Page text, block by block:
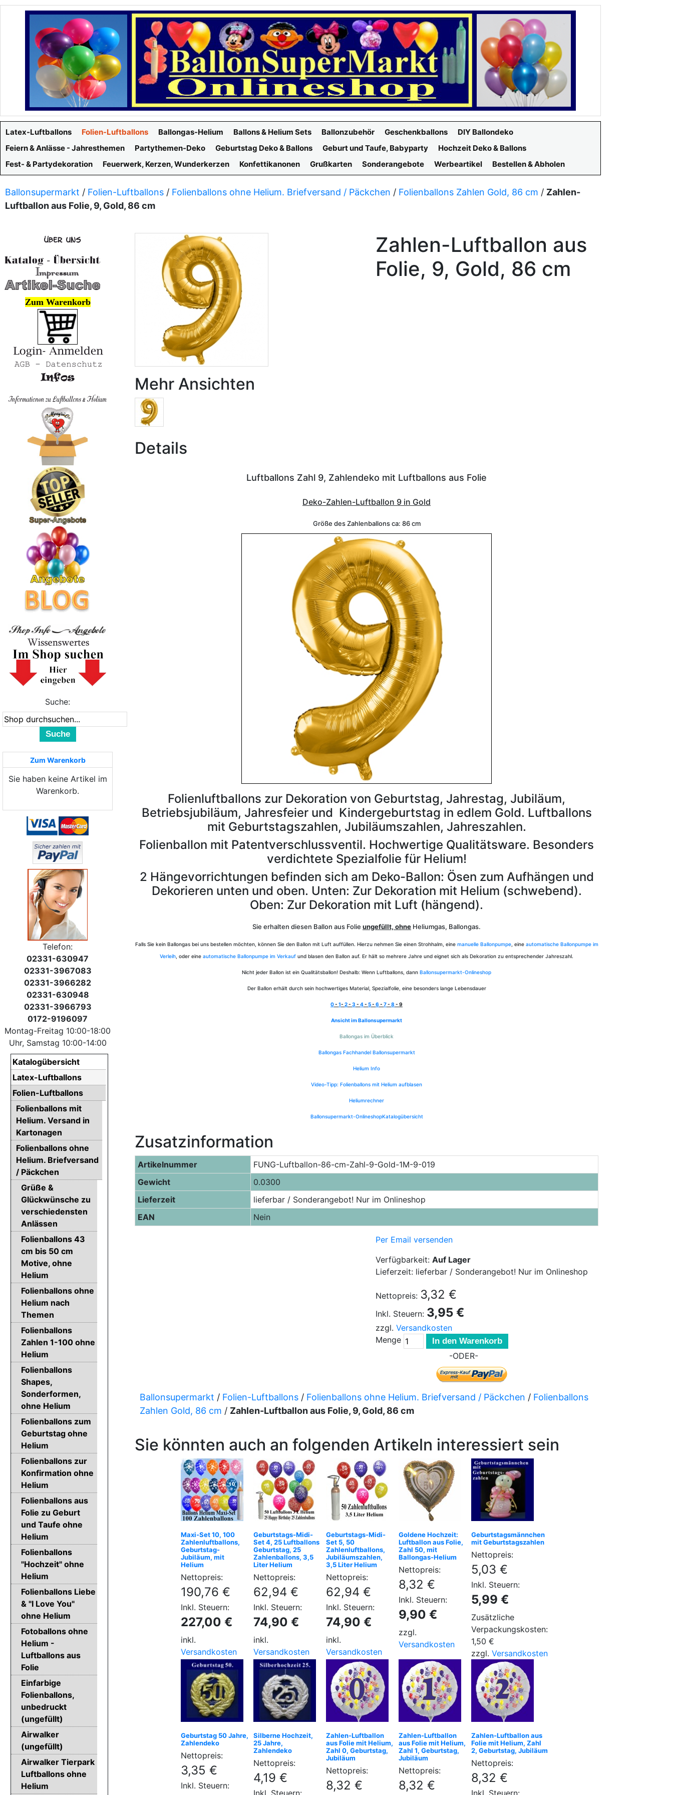
Latex-Luftballons Folien-Luftballons Ballongas-Helium Ballons & Helium Sets Ballonzubehör Geschenkballons
DIY Ballondeko
Feiern & Anlässe - Jahresthemen
Partythemen-Deko Geburtstag Deko & Ballons Geburt und Taufe, Babyparty
Hochzeit Deko & Ballons
Fest- & Partydekoration
Feuerwerk, Kerzen, Wunderkerzen Konfettikanonen Grußkarten Sonderangebote Werbeartikel Bestellen & Abholen
Ballonsupermarkt / Folien-Luftballons / Folienballons ohne Helium. Briefversand / Päckchen / Folienballons Zahlen Gold, 86 cm / Zahlen-
Luftballon aus Folie, 9, Gold, 86 cm
Zahlen-Luftballon aus
Folie, 9, Gold, 86 cm
Mehr Ansichten
Details
Luftballons Zahl 9, Zahlendeko mit Luftballons aus Folie
Deko-Zahlen-Luftballon 9 in Gold
Größe des Zahlenballons ca: 86 cm
Folienluftballons zur Dekoration von Geburtstag, Jahrestag, Jubiläum,
Betriebsjubiläum, Jahresfeier und Kindergeburtstag in edlem Gold. Luftballons
mit Geburtstagszahlen, Jubiläumszahlen, Jahreszahlen.
Folienballon mit Patentverschlussventil. Hochwertige Qualitätsware. Besonders
verdichtete Spezialfolie für Helium!
2 Hängevorrichtungen befinden sich am Deko-Ballon: Ösen zum Aufhängen und
Dekorieren unten und oben. Unten: Zur Dekoration mit Helium (schwebend).
Oben: Zur Dekoration mit Luft (hängend).
Sie erhalten diesen Ballon aus Folie ungefüllt, ohne Heliumgas, Ballongas.
Falls Sie kein Ballongas bei uns bestellen möchten, können Sie den Ballon mit Luft auffüllen. Hierzu nehmen Sie einen Strohhalm, eine manuelle Ballonpumpe, eine automatische Ballonpumpe im
Verleih , oder eine automatische Ballonpumpe im Verkauf und blasen den Ballon auf. Er hält so mehrere Jahre und eignet sich als Dekoration zu entsprechender Jahreszahl.
Nicht jeder Ballon ist ein Qualitätsballon! Deshalb: Wenn Luftballons, dann Ballonsupermarkt-Onlineshop
Der Ballon erhält durch sein hochwertiges Material, Spezialfolie, eine besonders lange Lebensdauer
0- 1- 2- 3 - 4- 5- 6 - 7- 8 - 9
Ansicht im Ballonsupermarkt
Ballongas im Überblick
Ballongas Fachhandel Ballonsupermarkt
Helium Info
Video-Tipp: Folienballons mit Helium aufblasen
Heliumrechner
Ballonsupermarkt-OnlineshopKatalogübersicht
Zusatzinformation
Artikelnummer
FUNG-Luftballon-86-cm-Zahl-9-Gold-1M-9-019
Gewicht
0.0300
Lieferzeit
lieferbar / Sonderangebot! Nur im Onlineshop
EAN
Nein
Per Email versenden
Verfügbarkeit: Auf Lager
Lieferzeit: lieferbar / Sonderangebot! Nur im Onlineshop
Nettopreis: 3,32 €
Inkl. Steuern: 3,95 €
zzgl. Versandkosten
Menge
In den Warenkorb
-ODER-
Ballonsupermarkt / Folien-Luftballons / Folienballons ohne Helium. Briefversand / Päckchen / Folienballons
Zahlen Gold, 86 cm / Zahlen-Luftballon aus Folie, 9, Gold, 86 cm
Sie könnten auch an folgenden Artikeln interessiert sein
Maxi-Set 10, 100
Zahlenluftballons,
Geburtstag-
Jubiläum, mit
Helium
Nettopreis:
190,76 €
Inkl. Steuern:
227,00 €
inkl.
Versandkosten
Geburtstags-Midi-
Set 4, 25 Luftballons
Geburtstag, 25
Zahlenballons, 3,5
Liter Helium
Nettopreis:
62,94 €
Inkl. Steuern:
74,90 €
inkl.
Versandkosten
Geburtstags-Midi-
Set 5, 50
Zahlenluftballons,
Jubiläumszahlen,
3,5 Liter Helium
Nettopreis:
62,94 €
Inkl. Steuern:
74,90 €
inkl.
Versandkosten
Goldene Hochzeit:
Luftballon aus Folie,
Zahl 50, mit
Ballongas-Helium
Nettopreis:
8,32 €
Inkl. Steuern:
9,90 €
zzgl.
Versandkosten
Geburtstagsmännchen
mit Geburtstagszahlen
Nettopreis:
5,03 €
Inkl. Steuern:
5,99 €
Zusätzliche
Verpackungskosten:
1,50 €
zzgl. Versandkosten
Geburtstag 50 Jahre,
Zahlendeko
Nettopreis:
3,35 €
Inkl. Steuern:
Silberne Hochzeit,
25 Jahre,
Zahlendeko
Nettopreis:
4,19 €
Inkl. Steuern:
Zahlen-Luftballon
aus Folie mit Helium,
Zahl 0, Geburtstag,
Jubiläum
Nettopreis:
8,32 €
Zahlen-Luftballon
aus Folie mit Helium,
Zahl 1, Geburtstag,
Jubiläum
Nettopreis:
8,32 €
Zahlen-Luftballon aus
Folie mit Helium, Zahl
2, Geburtstag, Jubiläum
Nettopreis:
8,32 €
Inkl. Steuern:
Zum Warenkorb
Suche:
Suche
Zum Warenkorb
Sie haben keine Artikel im
Warenkorb.
Telefon:
02331-630947
02331-3967083
02331-3966282
02331-630948
02331-3966793
0172-9196097
Montag-Freitag 10:00-18:00
Uhr, Samstag 10:00-14:00
Katalogübersicht
Latex-Luftballons
Folien-Luftballons
Folienballons mit
Helium. Versand in
Kartonagen
Folienballons ohne
Helium. Briefversand
/ Päckchen
Grüße &
Glückwünsche zu
verschiedensten
Anlässen
Folienballons 43
cm bis 50 cm
Motive, ohne
Helium
Folienballons ohne
Helium nach
Themen
Folienballons
Zahlen 1-100 ohne
Helium
Folienballons
Shapes,
Sonderformen,
ohne Helium
Folienballons zum
Geburtstag ohne
Helium
Folienballons zur
Konfirmation ohne
Helium
Folienballons aus
Folie zu Geburt
und Taufe ohne
Helium
Folienballons
"Hochzeit" ohne
Helium
Folienballons Liebe
& "I Love You"
ohne Helium
Fotoballons ohne
Helium -
Luftballons aus
Folie
Einfarbige
Folienballons,
unbedruckt
(ungefüllt)
Airwalker
(ungefüllt)
Airwalker Tierpark
Luftballons ohne
Helium